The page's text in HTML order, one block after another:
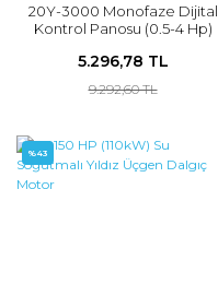
20Y-3000 Monofaze Dijital
Kontrol Panosu (0.5-4 Hp)
5.296,78 TL
9.292,60 TL
%43